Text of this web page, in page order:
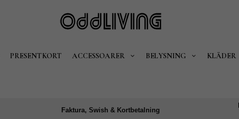
PRESENTKORT ACCESSOARER BELYSNING KLÄDER
Faktura, Swish & Kortbetalning